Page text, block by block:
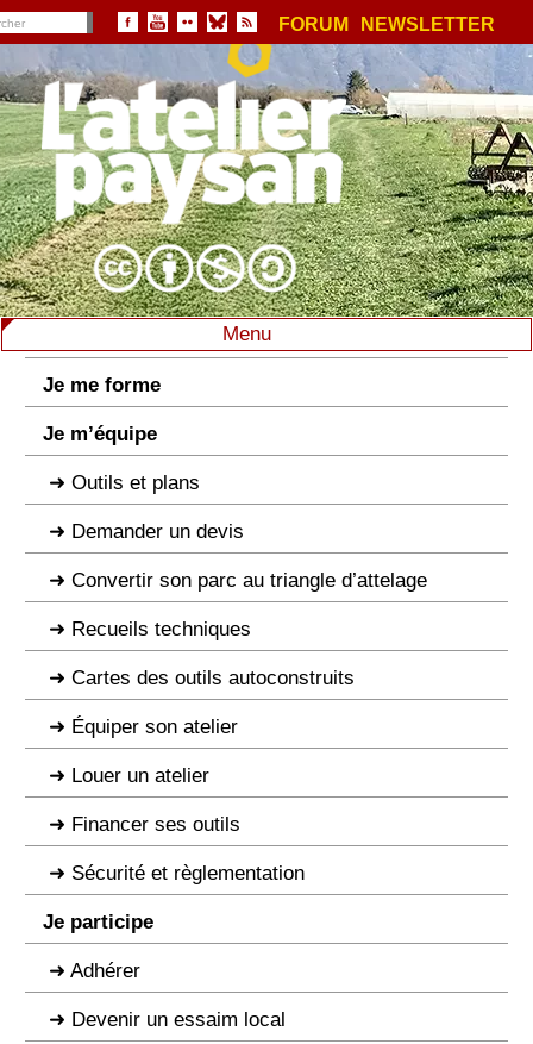
FORUM NEWSLETTER
Menu
Je me forme
Je m’équipe
Outils et plans
Demander un devis
Convertir son parc au triangle d’attelage
Recueils techniques
Cartes des outils autoconstruits
Équiper son atelier
Louer un atelier
Financer ses outils
Sécurité et règlementation
Je participe
Adhérer
Devenir un essaim local